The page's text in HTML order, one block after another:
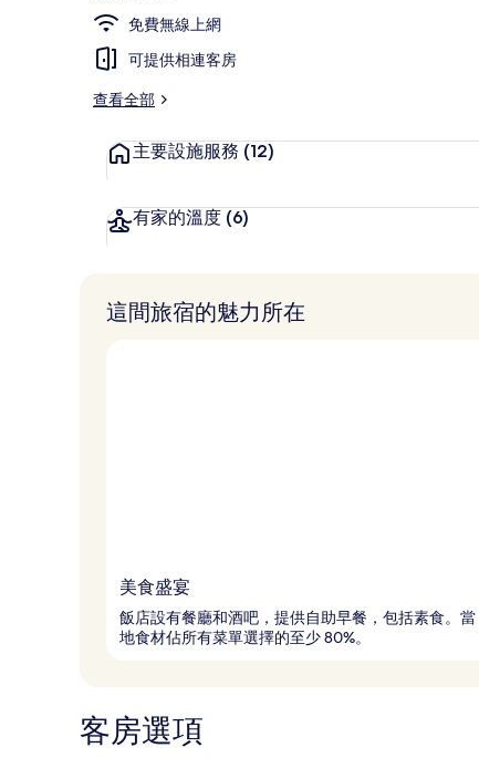
免費無線上網
可提供相連客房
查看全部
主要設施服務 (12)
有家的溫度 (6)
這間旅宿的魅力所在
美食盛宴
飯店設有餐廳和酒吧，提供自助早餐，包括素食。當
地食材佔所有菜單選擇的至少 80%。
客房選項